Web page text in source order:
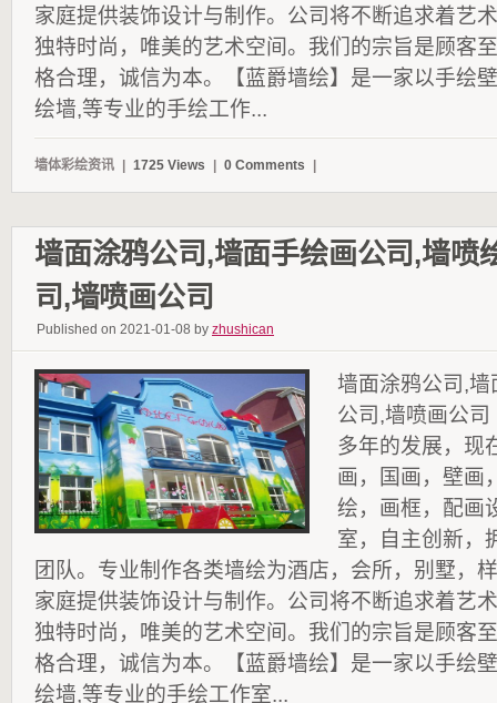
家庭提供装饰设计与制作。公司将不断追求着艺
独特时尚，唯美的艺术空间。我们的宗旨是顾客
格合理，诚信为本。【蓝爵墙绘】是一家以手绘
绘墙,等专业的手绘工作...
墙体彩绘资讯 1725 Views 0 Comments
墙面涂鸦公司,墙面手绘画公司,墙喷
司,墙喷画公司
Published on 2021-01-08 by zhushican
墙面涂鸦公司,
公司,墙喷画公
多年的发展，现
画，国画，壁画
绘，画框，配画
室，自主创新，
团队。专业制作各类墙绘为酒店，会所，别墅，
家庭提供装饰设计与制作。公司将不断追求着艺
独特时尚，唯美的艺术空间。我们的宗旨是顾客
格合理，诚信为本。【蓝爵墙绘】是一家以手绘
绘墙,等专业的手绘工作室...